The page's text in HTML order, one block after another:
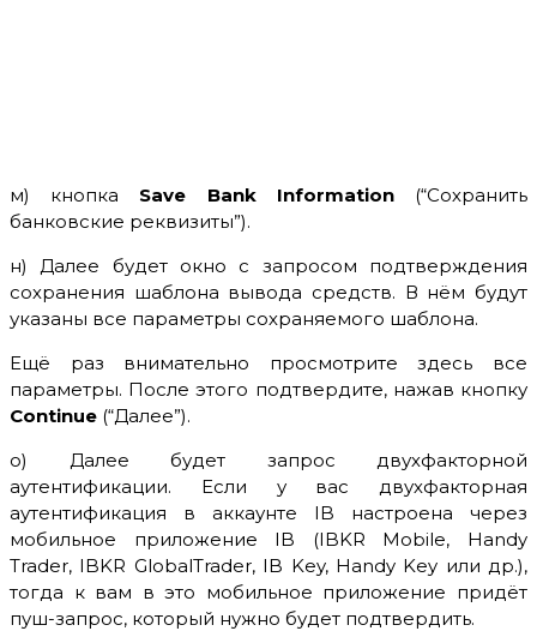
м) кнопка Save Bank Information(“Сохранить
банковские реквизиты”).
н) Далее будет окно с запросом подтверждения
сохранения шаблона вывода средств. В нём будут
указаны все параметры сохраняемого шаблона.
Ещё раз внимательно просмотрите здесь все
параметры. После этого подтвердите, нажав кнопку
Continue (“Далее”).
о) Далее будет запрос двухфакторной
аутентификации. Если у вас двухфакторная
аутентификация в аккаунте IB настроена через
мобильное приложение IB (IBKR Mobile, Handy
Trader, IBKR GlobalTrader, IB Key, Handy Key или др.),
тогда к вам в это мобильное приложение придёт
пуш-запрос, который нужно будет подтвердить.